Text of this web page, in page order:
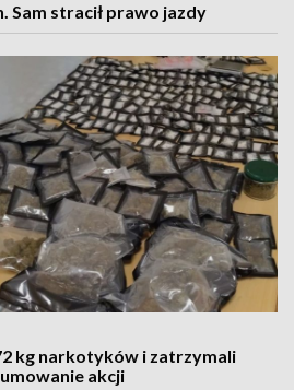
Sam stracił prawo jazdy
kg narkotyków i zatrzymali
akcji